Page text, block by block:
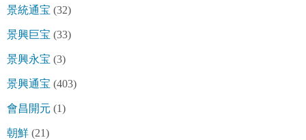
景統通宝 (32)
景興巨宝 (33)
景興永宝 (3)
景興通宝 (403)
會昌開元 (1)
朝鮮 (21)